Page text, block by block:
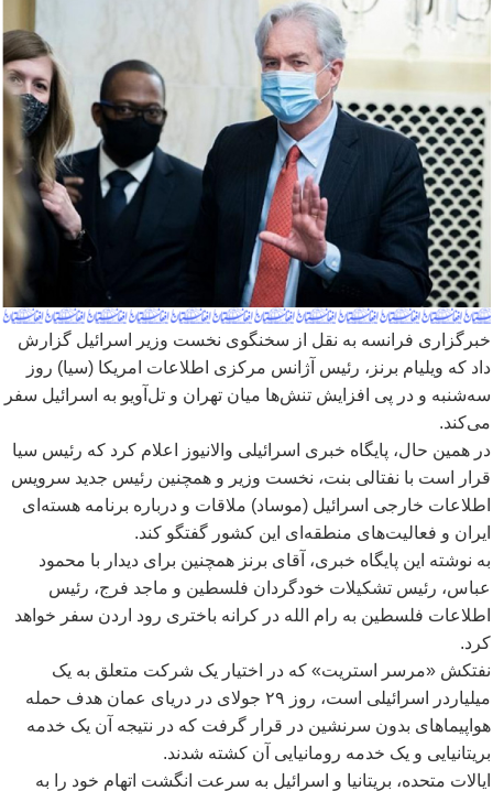
خبرگزاری فرانسه به نقل از سخنگوی نخست وزیر اسرائیل گزارش
داد که ویلیام برنز، رئیس آژانس مرکزی اطلاعات امریکا (سیا) روز
سهشنبه و در پی افزایش تنشها میان تهران و تل آویو به اسرائیل سفر
میکند.
در همین حال، پایگاه خبری اسرائیلی والانیوز اعلام کرد که رئیس سیا
قرار است با نفتالی بنت، نخست وزیر و همچنین رئیس جدید سرویس
اطلاعات خارجی اسرائیل (موساد) ملاقات و درباره برنامه هسته ای
ایران و فعالیتهای منطقه ای این کشور گفتگو کند.
به نوشته این پایگاه خبری، آقای برنز همچنین برای دیدار با محمود
عباس، رئیس تشکیلات خودگردان فلسطین و ماجد فرج، رئیس
اطلاعات فلسطین به رام الله در کرانه باختری رود اردن سفر خواهد
کرد.
نفتکش «مرسر استریت» که در اختیار یک شرکت متعلق به یک
میلیاردر اسرائیلی است، روز ۲۹ جولای در دریای عمان هدف حمله
هواپیماهای بدون سرنشین در قرار گرفت که در نتیجه آن یک خدمه
بریتانیایی و یک خدمه رومانیایی آن کشته شدند.
ایالات متحده، بریتانیا و اسرائیل به سرعت انگشت اتهام خود را به